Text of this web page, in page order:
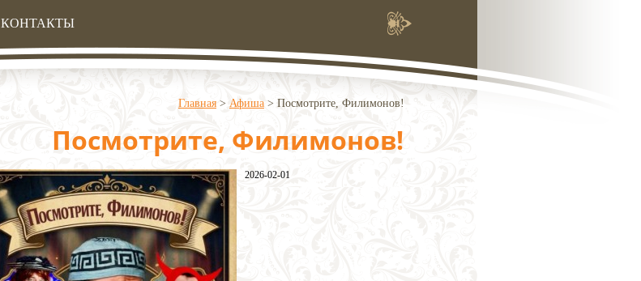
КОНТАКТЫ
Главная > Афиша > Посмотрите, Филимонов!
Посмотрите, Филимонов!
2026-02-01